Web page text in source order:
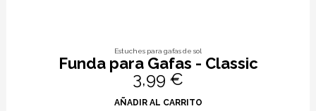
Estuches para gafas de sol
Funda para Gafas - Classic
3,99 €
AÑADIR AL CARRITO